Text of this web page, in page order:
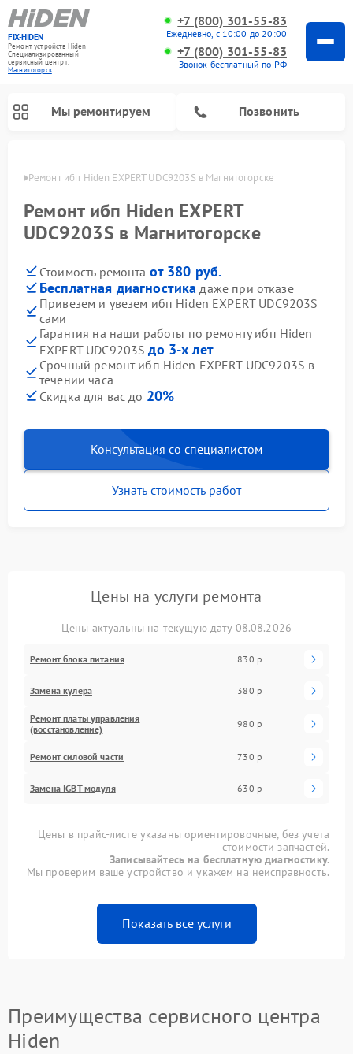
FIX-HIDEN
Ремонт устройств Hiden
Специализированный
cервисный центр г.
Магнитогорск
+7 (800) 301-55-83
Ежедневно, с 10:00 до 20:00
+7 (800) 301-55-83
Звонок бесплатный по РФ
Мы ремонтируем Позвонить
Ремонт ибп Hiden EXPERT UDC9203S в Магнитогорске
Ремонт ибп Hiden EXPERT
UDC9203S в Магнитогорске
Стоимость ремонта от 380 руб.
Бесплатная диагностика даже при отказе
Привезем и увезем ибп Hiden EXPERT UDC9203S
сами
Гарантия на наши работы по ремонту ибп Hiden
EXPERT UDC9203Sдо 3-х лет
Срочный ремонт ибп Hiden EXPERT UDC9203S в
течении часа
Скидка для вас до 20%
Консультация со специалистом
Узнать стоимость работ
Цены на услуги ремонта
Цены актуальны на текущую дату 08.08.2026
Ремонт блока питания 830 р
Замена кулера 380 р
Ремонт платы управления
(восстановление)
980 р
Ремонт силовой части 730 р
Замена IGBT-модуля 630 р
Цены в прайс-листе указаны ориентировочные, без учета
стоимости запчастей.
Записывайтесь на бесплатную диагностику.
Мы проверим ваше устройство и укажем на неисправность.
Показать все услуги
Преимущества сервисного центра
Hiden